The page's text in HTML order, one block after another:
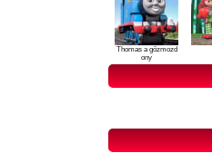
Thomas a gőzmozd
ony